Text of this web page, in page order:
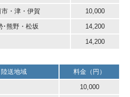
市・津・伊賀 10,000
･熊野・松坂 14,200
14,200
陸送地域 料金（円）
10,000